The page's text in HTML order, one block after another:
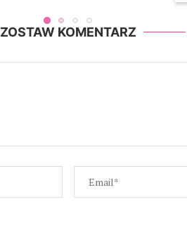
ZOSTAW KOMENTARZ